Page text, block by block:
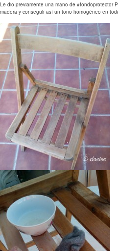
Le dio previamente una mano de #fondoprotector
madera y conseguir así un tono homogéneo en